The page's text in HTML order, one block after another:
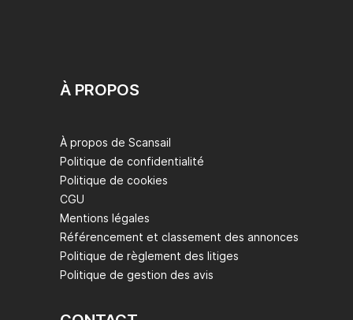
À PROPOS
À propos de Scansail
Politique de confidentialité
Politique de cookies
CGU
Mentions légales
Référencement et classement des annonces
Politique de règlement des litiges
Politique de gestion des avis